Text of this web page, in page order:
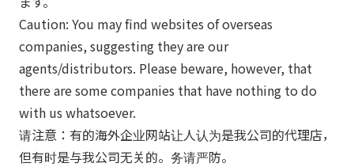
Caution: You may find websites of overseas
companies, suggesting they are our
agents/distributors. Please beware, however, that
there are some companies that have nothing to do
with us whatsoever.
请注意：有的海外企业网站让人认为是我公司的代理店，
但有时是与我公司无关的。务请严防。